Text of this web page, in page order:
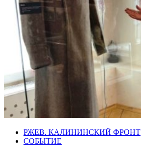
РЖЕВ. КАЛИНИНСКИЙ ФРОНТ
СОБЫТИЕ